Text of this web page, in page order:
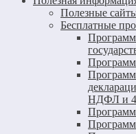
Полезные
Бесплатные
НДФЛ и